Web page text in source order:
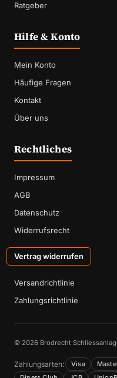
Ratgeber
Hilfe & Konto
Mein Konto
Häufige Fragen
Kontakt
Über uns
Rechtliches
Impressum
AGB
Datenschutz
Widerrufsrecht
Vertrag widerrufen
Versandrichtlinie
Zahlungsrichtlinie
© 2026 Brodrecht
Zahlungsarten: Visa